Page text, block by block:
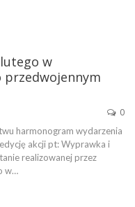
lutego w
przedwojennym
0
harmonogram wydarzenia
akcji pt: Wyprawka i
realizowanej przez
w…